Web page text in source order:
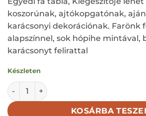
koszorúnak, ajtókopgatónak,
karácsonyi dekorációnak. Farönk
alapszínnel, sok hópihe mintával,
karácsonyt felirattal
Készleten
KICSI FARÖNK-SOK HÓPIHE-Boldog
KOSÁRBA